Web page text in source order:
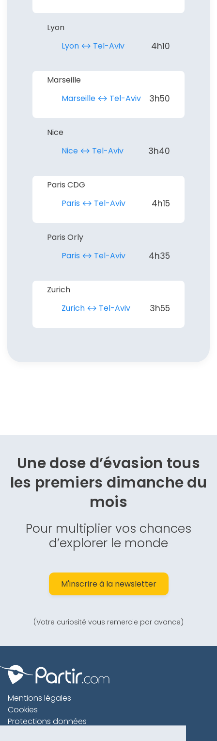
Lyon
Lyon ↔︎ Tel-Aviv
4h10
Marseille
Marseille ↔︎ Tel-Aviv
3h50
Nice
Nice ↔︎ Tel-Aviv
3h40
Paris CDG
Paris ↔︎ Tel-Aviv
4h15
Paris Orly
Paris ↔︎ Tel-Aviv
4h35
Zurich
Zurich ↔︎ Tel-Aviv
3h55
Une dose d’évasion tous
les premiers dimanche du
mois
Pour multiplier vos chances
d’explorer le monde
M'inscrire à la newsletter
(Votre curiosité vous remercie par avance)
Mentions légales
Cookies
Protections données